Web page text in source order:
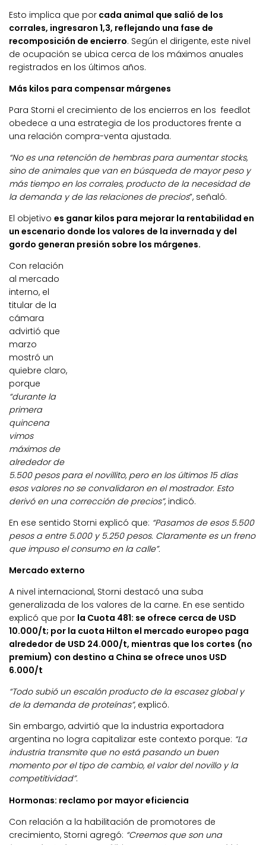
Esto implica que por cada animal que salió de los
corrales, ingresaron 1,3, reflejando una fase de
recomposición de encierro. Según el dirigente, este nivel
de ocupación se ubica cerca de los máximos anuales
registrados en los últimos años.
Más kilos para compensar márgenes
Para Storni el crecimiento de los encierros en los feedlot
obedece a una estrategia de los productores frente a
una relación compra-venta ajustada.
“No es una retención de hembras para aumentar stocks,
sino de animales que van en búsqueda de mayor peso y
más tiempo en los corrales, producto de la necesidad de
la demanda y de las relaciones de precios”, señaló.
El objetivo es ganar kilos para mejorar la rentabilidad en
un escenario donde los valores de la invernada y del
gordo generan presión sobre los márgenes.
Con relación
al mercado
interno, el
titular de la
cámara
advirtió que
marzo
mostró un
quiebre claro,
porque
“durante la
primera
quincena
vimos
máximos de
alrededor de
5.500 pesos para el novillito, pero en los últimos 15 días
esos valores no se convalidaron en el mostrador. Esto
derivó en una corrección de precios”, indicó.
En ese sentido Storni explicó que: “Pasamos de esos 5.500
pesos a entre 5.000 y 5.250 pesos. Claramente es un freno
que impuso el consumo en la calle”.
Mercado externo
A nivel internacional, Storni destacó una suba
generalizada de los valores de la carne. En ese sentido
explicó que por la Cuota 481: se ofrece cerca de USD
10.000/t; por la cuota Hilton el mercado europeo paga
alrededor de USD 24.000/t, mientras que los cortes (no
premium) con destino a China se ofrece unos USD
6.000/t
“Todo subió un escalón producto de la escasez global y
de la demanda de proteínas”, explicó.
Sin embargo, advirtió que la industria exportadora
argentina no logra capitalizar este contexto porque: “La
industria transmite que no está pasando un buen
momento por el tipo de cambio, el valor del novillo y la
competitividad”.
Hormonas: reclamo por mayor eficiencia
Con relación a la habilitación de promotores de
crecimiento, Storni agregó: “Creemos que son una